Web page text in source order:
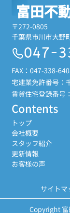
富田不
〒272-0805
千葉県市川市大野
047-
FAX：047-338-
宅建業免許番号：
賃貸住宅登録番号
Contents
トップ
会社概要
スタッフ紹介
更新情報
お客様の声
サイトマ
Copyright